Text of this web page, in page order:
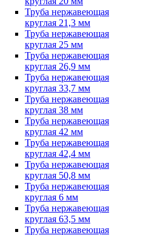
Труба нержавеющая
круглая 21,3 мм
Труба нержавеющая
круглая 25 мм
Труба нержавеющая
круглая 26,9 мм
Труба нержавеющая
круглая 33,7 мм
Труба нержавеющая
круглая 38 мм
Труба нержавеющая
круглая 42 мм
Труба нержавеющая
круглая 42,4 мм
Труба нержавеющая
круглая 50,8 мм
Труба нержавеющая
круглая 6 мм
Труба нержавеющая
круглая 63,5 мм
Труба нержавеющая